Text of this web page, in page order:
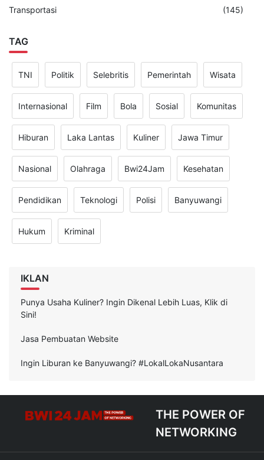
Transportasi (145)
TAG
TNI Politik Selebritis Pemerintah Wisata
Internasional Film Bola Sosial Komunitas
Hiburan Laka Lantas Kuliner Jawa Timur
Nasional Olahraga Bwi24Jam Kesehatan
Pendidikan Teknologi Polisi Banyuwangi
Hukum Kriminal
IKLAN
Punya Usaha Kuliner? Ingin Dikenal Lebih Luas, Klik di
Sini!
Jasa Pembuatan Website
Ingin Liburan ke Banyuwangi? #LokalLokaNusantara
THE POWER OF
NETWORKING